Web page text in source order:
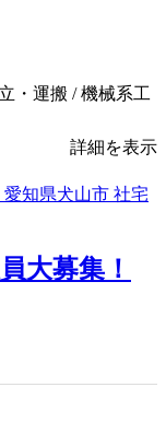
・運搬 / 機械系工
詳細を表示
大募集！